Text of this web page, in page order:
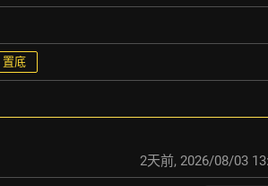
置底
2天前, 2026/08/03